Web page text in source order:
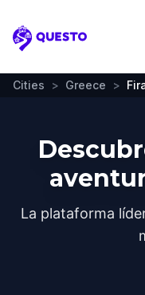
Questo
Cities > Greece >
La plataforma